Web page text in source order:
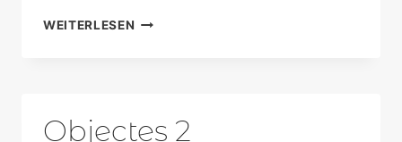
WEITERLESEN ONLY
Objectes 2